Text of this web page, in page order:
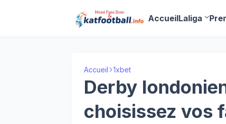
AccueilLaliga
Accueil 1xbet
Derby
choisissez vos